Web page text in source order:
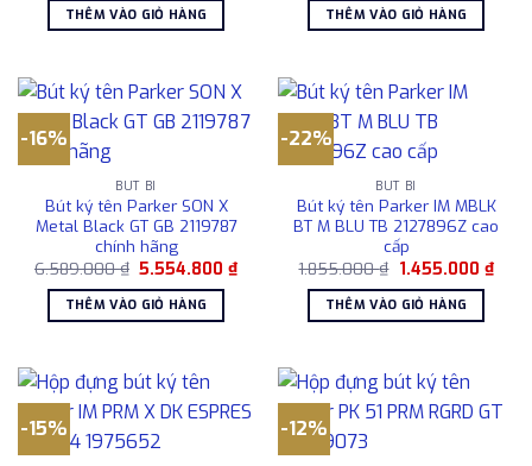
là:
1.657.000 ₫.
THÊM VÀO GIỎ HÀNG là:
1.109.000 ₫.
THÊM VÀO GIỎ HÀNG
-16%
BÚT BI
Bút ký tên Parker SON X
Metal Black GT GB 2119787
chính hãng
6.589.000₫ Giá
là:
6.589.000 ₫.
5.554.800₫Giá
hiện
5.554.800 ₫.
THÊM VÀO GIỎ HÀNG
-22%
BÚT BI
Bút ký tên Parker IM MBLK
BT M BLU TB 2127896Z cao
cấp
1.855.000₫ Giá
là:
1.855.000 ₫.
1.455.000 ₫Giá
hiện
THÊM VÀO GIỎ HÀNG
-15% -12%